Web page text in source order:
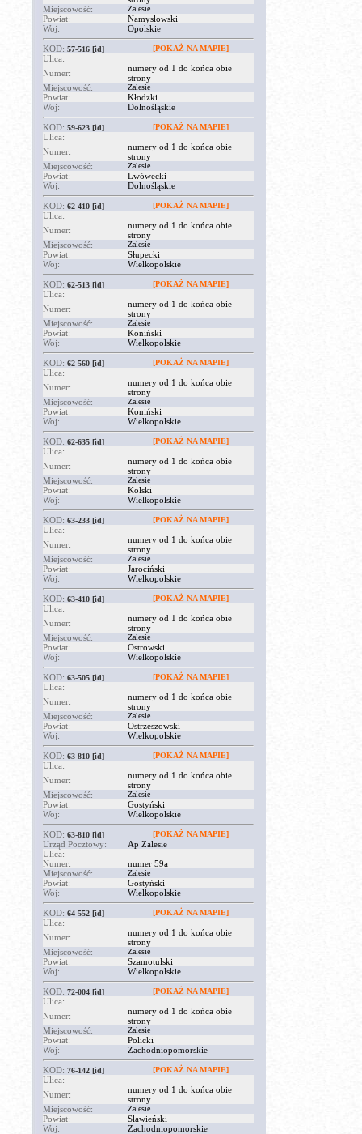
Miejscowość:
Zalesie
Powiat:
Namysłowski
Woj:
Opolskie
KOD: 57-516 [id] [POKAŻ NA MAPIE]
Ulica:
Numer:
numery od 1 do końca obie
strony
Miejscowość:
Zalesie
Powiat:
Kłodzki
Woj:
Dolnośląskie
KOD: 59-623 [id] [POKAŻ NA MAPIE]
Ulica:
Numer:
numery od 1 do końca obie
strony
Miejscowość:
Zalesie
Powiat:
Lwówecki
Woj:
Dolnośląskie
KOD: 62-410 [id] [POKAŻ NA MAPIE]
Ulica:
Numer:
numery od 1 do końca obie
strony
Miejscowość:
Zalesie
Powiat:
Słupecki
Woj:
Wielkopolskie
KOD: 62-513 [id] [POKAŻ NA MAPIE]
Ulica:
Numer:
numery od 1 do końca obie
strony
Miejscowość:
Zalesie
Powiat:
Koniński
Woj:
Wielkopolskie
KOD: 62-560 [id] [POKAŻ NA MAPIE]
Ulica:
Numer:
numery od 1 do końca obie
strony
Miejscowość:
Zalesie
Powiat:
Koniński
Woj:
Wielkopolskie
KOD: 62-635 [id] [POKAŻ NA MAPIE]
Ulica:
Numer:
numery od 1 do końca obie
strony
Miejscowość:
Zalesie
Powiat:
Kolski
Woj:
Wielkopolskie
KOD: 63-233 [id] [POKAŻ NA MAPIE]
Ulica:
Numer:
numery od 1 do końca obie
strony
Miejscowość:
Zalesie
Powiat:
Jarociński
Woj:
Wielkopolskie
KOD: 63-410 [id] [POKAŻ NA MAPIE]
Ulica:
Numer:
numery od 1 do końca obie
strony
Miejscowość:
Zalesie
Powiat:
Ostrowski
Woj:
Wielkopolskie
KOD: 63-505 [id] [POKAŻ NA MAPIE]
Ulica:
Numer:
numery od 1 do końca obie
strony
Miejscowość:
Zalesie
Powiat:
Ostrzeszowski
Woj:
Wielkopolskie
KOD: 63-810 [id] [POKAŻ NA MAPIE]
Ulica:
Numer:
numery od 1 do końca obie
strony
Miejscowość:
Zalesie
Powiat:
Gostyński
Woj:
Wielkopolskie
KOD: 63-810 [id] [POKAŻ NA MAPIE]
Urząd Pocztowy:
Ap Zalesie
Ulica:
Numer:
numer 59a
Miejscowość:
Zalesie
Powiat:
Gostyński
Woj:
Wielkopolskie
KOD: 64-552 [id] [POKAŻ NA MAPIE]
Ulica:
Numer:
numery od 1 do końca obie
strony
Miejscowość:
Zalesie
Powiat:
Szamotulski
Woj:
Wielkopolskie
KOD: 72-004 [id] [POKAŻ NA MAPIE]
Ulica:
Numer:
numery od 1 do końca obie
strony
Miejscowość:
Zalesie
Powiat:
Policki
Woj:
Zachodniopomorskie
KOD: 76-142 [id] [POKAŻ NA MAPIE]
Ulica:
Numer:
numery od 1 do końca obie
strony
Miejscowość:
Zalesie
Powiat:
Sławieński
Woj:
Zachodniopomorskie